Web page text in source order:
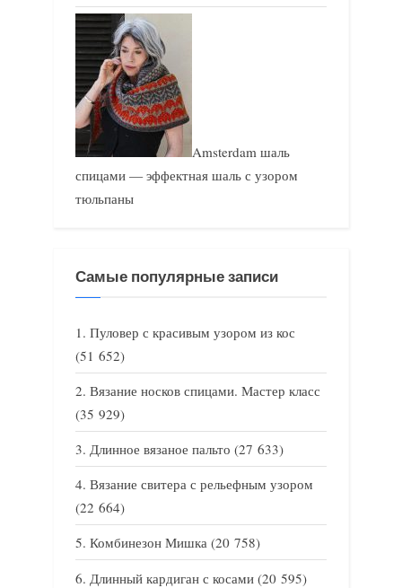
Amsterdam шаль
спицами — эффектная шаль с узором
тюльпаны
Самые популярные записи
Пуловер с красивым узором из кос
(51 652)
Вязание носков спицами. Мастер класс
(35 929)
Длинное вязаное пальто (27 633)
Вязание свитера с рельефным узором
(22 664)
Комбинезон Мишка (20 758)
Длинный кардиган с косами (20 595)